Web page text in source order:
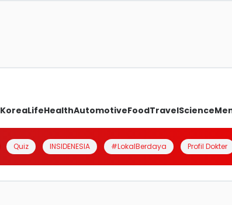
KoreaLifeHealthAutomotiveFoodTravelScience
Quiz INSIDENESIA #LokalBerdaya Profil Dokter